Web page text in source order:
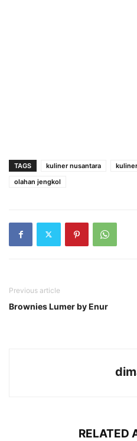
TAGS kuliner nusantara
olahan jengkol
Previous article
Brownies Lumer by Enur
RELATED